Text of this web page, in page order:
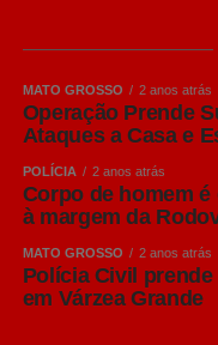
Embora “Puro Malte”
uma classificação
na produção, o termo
os consumidores
Produzidas
lúpulo e levedura, as
apresentar maior
equilibrado e aromas
MATO GROSSO 2 anos atrás
Operação Prende
Ataques a Casa e
POLÍCIA 2 anos atrás
Corpo de homem
à margem da
MATO GROSSO 2 anos atrás
Polícia Civil
em Várzea Grande